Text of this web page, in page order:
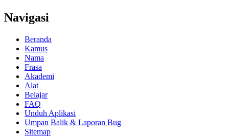
Navigasi
Beranda
Kamus
Nama
Frasa
Akademi
Alat
Belajar
FAQ
Unduh Aplikasi
Umpan Balik & Laporan Bug
Sitemap